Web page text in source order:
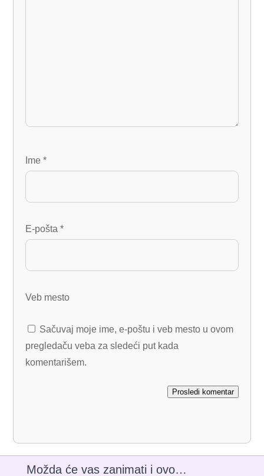
Ime*
E-pošta*
Veb mesto
Sačuvaj moje ime, e-poštu i veb mesto u ovom
pregledaču veba za sledeći put kada
komentarišem.
Prosledi komentar
Možda će vas zanimati i ovo…